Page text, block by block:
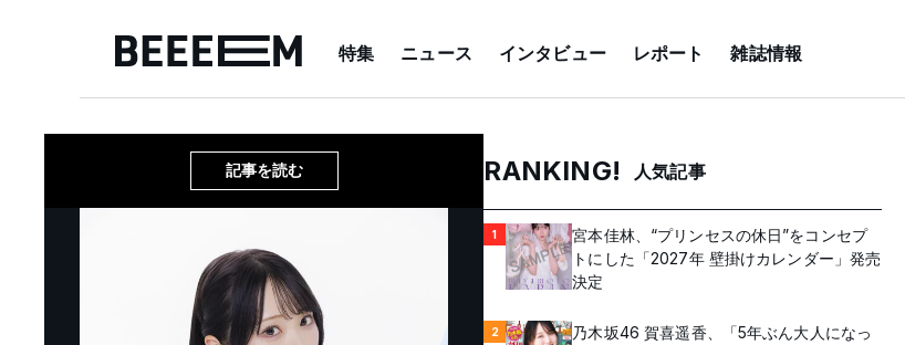
特集 ニュース インタビュー レポート 雑誌情報
記事を読む RANKING! 人気記事
1
宮本佳林、“プリンセスの休日”をコンセプ
トにした「2027年 壁掛けカレンダー」発売
決定
2
乃木坂46 賀喜遥香、「5年ぶん大人になっ